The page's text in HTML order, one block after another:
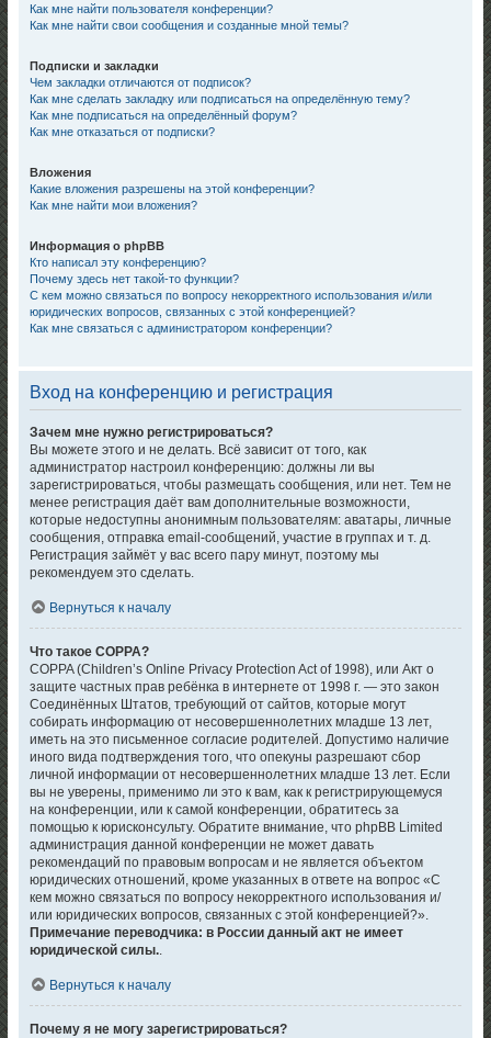
Как мне найти пользователя конференции?
Как мне найти свои сообщения и созданные мной темы?
Подписки и закладки
Чем закладки отличаются от подписок?
Как мне сделать закладку или подписаться на определённую тему?
Как мне подписаться на определённый форум?
Как мне отказаться от подписки?
Вложения
Какие вложения разрешены на этой конференции?
Как мне найти мои вложения?
Информация о phpBB
Кто написал эту конференцию?
Почему здесь нет такой-то функции?
С кем можно связаться по вопросу некорректного использования и/или
юридических вопросов, связанных с этой конференцией?
Как мне связаться с администратором конференции?
Вход на конференцию и регистрация
Зачем мне нужно регистрироваться?
Вы можете этого и не делать. Всё зависит от того, как
администратор настроил конференцию: должны ли вы
зарегистрироваться, чтобы размещать сообщения, или нет. Тем не
менее регистрация даёт вам дополнительные возможности,
которые недоступны анонимным пользователям: аватары, личные
сообщения, отправка email-сообщений, участие в группах и т. д.
Регистрация займёт у вас всего пару минут, поэтому мы
рекомендуем это сделать.
Вернуться к началу
Что такое COPPA?
COPPA (Children’s Online Privacy Protection Act of 1998), или Акт о
защите частных прав ребёнка в интернете от 1998 г. — это закон
Соединённых Штатов, требующий от сайтов, которые могут
собирать информацию от несовершеннолетних младше 13 лет,
иметь на это письменное согласие родителей. Допустимо наличие
иного вида подтверждения того, что опекуны разрешают сбор
личной информации от несовершеннолетних младше 13 лет. Если
вы не уверены, применимо ли это к вам, как к регистрирующемуся
на конференции, или к самой конференции, обратитесь за
помощью к юрисконсульту. Обратите внимание, что phpBB Limited
администрация данной конференции не может давать
рекомендаций по правовым вопросам и не является объектом
юридических отношений, кроме указанных в ответе на вопрос «С
кем можно связаться по вопросу некорректного использования и/
или юридических вопросов, связанных с этой конференцией?».
Примечание переводчика: в России данный акт не имеет
юридической силы..
Вернуться к началу
Почему я не могу зарегистрироваться?